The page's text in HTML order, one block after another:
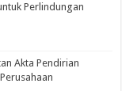
Perlindungan
Akta Pendirian